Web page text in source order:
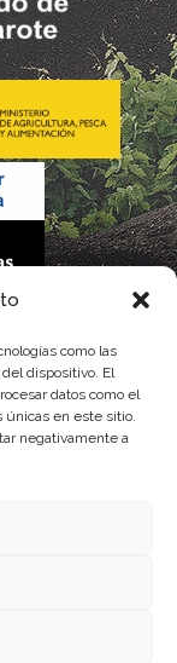
como las
dispositivo. El
datos como el
únicas en este sitio.
negativamente a
Instituto Canario de